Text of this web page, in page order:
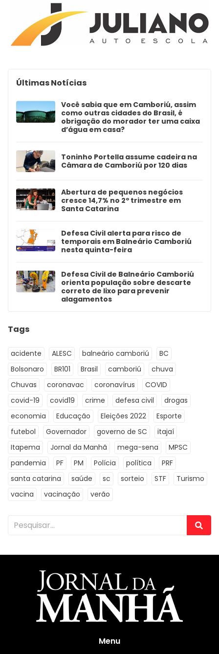
Últimas Notícias
Você sabia que em Camboriú, assim
como outras cidades do Brasil, é
obrigação do morador ter uma caixa
d’água em casa?
Toninho Portella assume cadeira na
Câmara de Camboriú por 120 dias
Abertura de pequenos negócios
cresce 14,7% no 2º trimestre em
Santa Catarina
Defesa Civil alerta para risco de
temporais em Balneário Camboriú
nesta quinta-feira
Defesa Civil de Balneário Camboriú
orienta população sobre descarte
correto de lixo para prevenir
alagamentos
Tags
acidente ALESC balneário camboriú
BC
Bolsonaro
BR101 Brasil camboriú
chuva
Chuvas
coronavac coronavírus
COVID
covid-19
covid19 crime defesa civil
drogas
economia
Educação Eleições 2022
Esporte
futebol
Governador governo de SC
itajaí
Itapema
Jornal da Manhã mega-sena
MPSC
pandemia
PF PM Polícia política
PRF
santa catarina
saúde sc sorteio STF
Turismo
vacina
vacinação verão
Menu